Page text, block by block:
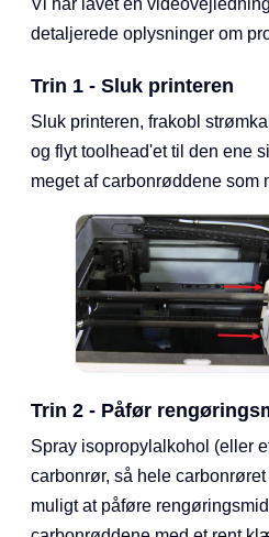
detaljerede oplysninger om
Trin 1 - Sluk printeren
Sluk printeren, frakobl
og flyt toolhead'et til den ene
meget af carbonrøddene som
Trin 2 - Påfør
Spray isopropylalkohol (eller
carbonrør, så hele
muligt at påføre